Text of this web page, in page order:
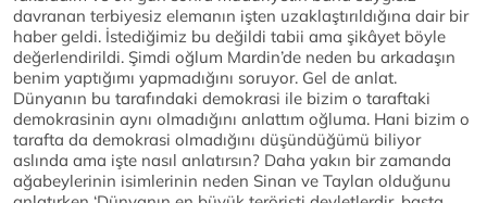
davranan terbiyesiz elemanın işten uzaklaştırıldığına dair bir
haber geldi. İstediğimiz bu değildi tabii ama şikâyet böyle
değerlendirildi. Şimdi oğlum Mardin’de neden bu arkadaşın
benim yaptığımı yapmadığını soruyor. Gel de anlat.
Dünyanın bu tarafındaki demokrasi ile bizim o taraftaki
demokrasinin aynı olmadığını anlattım oğluma. Hani bizim o
tarafta da demokrasi olmadığını düşündüğümü biliyor
aslında ama işte nasıl anlatırsın? Daha yakın bir zamanda
ağabeylerinin isimlerinin neden Sinan ve Taylan olduğunu